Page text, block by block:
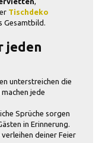
Tischdeko
Gesamtbild.
jeden
unterstreichen die
jede
Sprüche sorgen
in Erinnerung.
deiner Feier